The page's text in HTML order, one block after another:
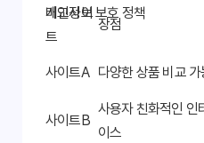
개인정보 보호 정책
비교사이
트
장점
사이트A 다양한 상품 비교 가
사이트B
사용자 친화적인 인
이스